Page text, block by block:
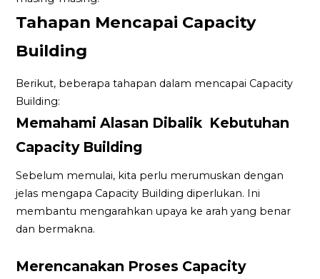
Tahapan Mencapai Capacity
Building
Berikut, beberapa tahapan dalam mencapai Capacity
Building:
Memahami Alasan Dibalik Kebutuhan
Capacity Building
Sebelum memulai, kita perlu merumuskan dengan
jelas mengapa Capacity Building diperlukan. Ini
membantu mengarahkan upaya ke arah yang benar
dan bermakna.
Merencanakan Proses Capacity